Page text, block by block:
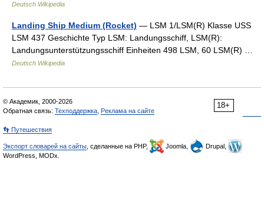
Deutsch Wikipedia
Landing Ship Medium (Rocket) — LSM 1/LSM(R) Klasse USS
LSM 437 Geschichte Typ LSM: Landungsschiff, LSM(R):
Landungsunterstützungsschiff Einheiten 498 LSM, 60 LSM(R) …
Deutsch Wikipedia
18+
© Академик, 2000-2026
Обратная связь: Техподдержка Реклама на сайте
👣 Путешествия
Экспорт словарей на сайты , сделанные на PHP, Joomla,
Drupal,
WordPress, MODx.